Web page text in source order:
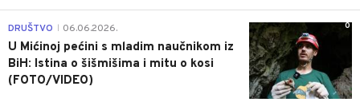
0
DRUŠTVO 06.06.2026.
U Mićinoj pećini s mladim naučnikom iz
BiH: Istina o šišmišima i mitu o kosi
(FOTO/VIDEO)